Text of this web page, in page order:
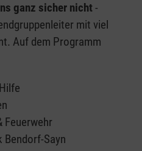
ganz sicher nicht-
mit viel
Auf dem Programm
Feuerwehr
Sayn